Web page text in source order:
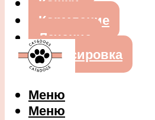
Кормление
Лечение
Дрессировка
Меню
Меню